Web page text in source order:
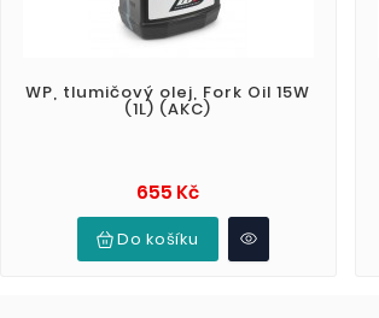
WP, tlumičový olej, Fork Oil 15W
(1L) (AKC)
655 KčCena
Do košíku